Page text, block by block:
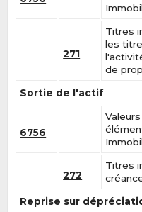
271
Titres
les
de
Sortie de l'actif
6756
272
Titres
Reprise sur